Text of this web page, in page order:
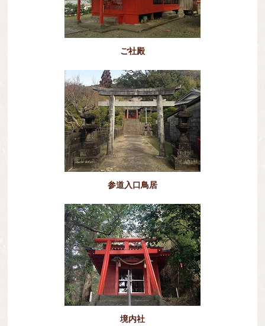
ご社殿
参道入口鳥居
境内社